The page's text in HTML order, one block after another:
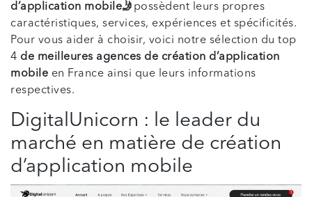
d’application mobile🤳 possèdent leurs propres
caractéristiques, services, expériences et spécificités.
Pour vous aider à choisir, voici notre sélection du top
4 de meilleures agences de création d’application
mobile en France ainsi que leurs informations
respectives.
DigitalUnicorn : le leader du
marché en matière de création
d’application mobile